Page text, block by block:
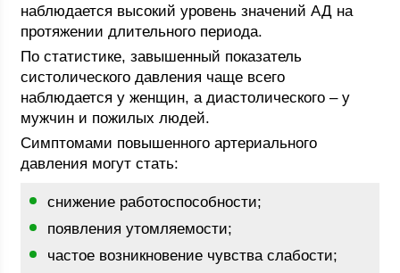
наблюдается высокий уровень значений АД на
протяжении длительного периода.
По статистике, завышенный показатель
систолического давления чаще всего
наблюдается у женщин, а диастолического – у
мужчин и пожилых людей.
Симптомами повышенного артериального
давления могут стать:
снижение работоспособности;
появления утомляемости;
частое возникновение чувства слабости;